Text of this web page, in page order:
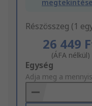
megtekintése
Részösszeg (1
26 449
(ÁFA nélkül)
Add
to
Basket
Egység
Adja meg a